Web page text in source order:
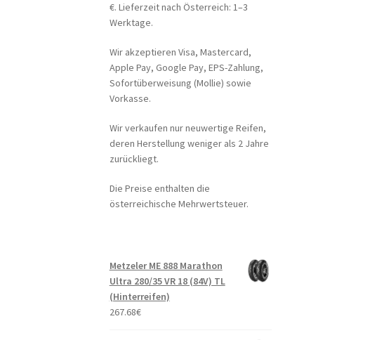
€. Lieferzeit nach Österreich: 1–3
Werktage.
Wir akzeptieren Visa, Mastercard,
Apple Pay, Google Pay, EPS-Zahlung,
Sofortüberweisung (Mollie) sowie
Vorkasse.
Wir verkaufen nur neuwertige Reifen,
deren Herstellung weniger als 2 Jahre
zurückliegt.
Die Preise enthalten die
österreichische Mehrwertsteuer.
Metzeler ME 888 Marathon
Ultra 280/35 VR 18 (84V) TL
(Hinterreifen)
267.68€